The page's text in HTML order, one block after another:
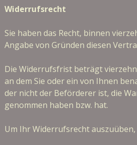
Widerrufsrecht
Sie haben das Recht, binnen
Angabe von Gründen diesen
Die Widerrufsfrist beträgt
an dem Sie oder ein von Ihnen
der nicht der Beförderer ist, die
genommen haben bzw. hat.
Um Ihr Widerrufsrecht auszuüben,